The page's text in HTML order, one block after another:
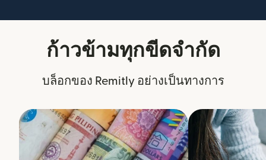
ก้าวข้ามทุกขีดจำกัด
บล็อกของ Remitly อย่างเป็นทางการ